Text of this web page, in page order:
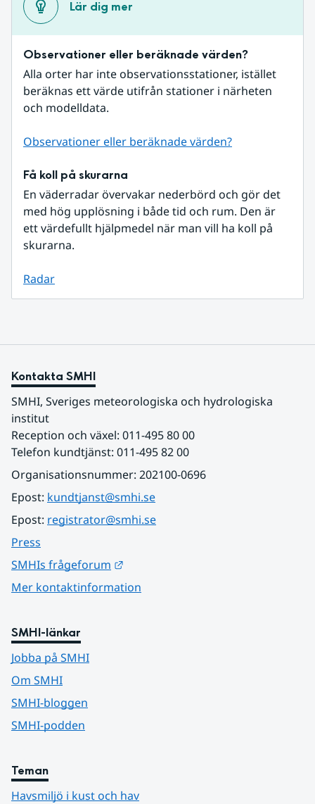
Lär dig mer
Observationer eller beräknade värden?
Alla orter har inte observationsstationer, istället
beräknas ett värde utifrån stationer i närheten
och modelldata.
Observationer eller beräknade värden?
Få koll på skurarna
En väderradar övervakar nederbörd och gör det
med hög upplösning i både tid och rum. Den är
ett värdefullt hjälpmedel när man vill ha koll på
skurarna.
Radar
Kontakta SMHI
SMHI, Sveriges meteorologiska och hydrologiska
institut
Reception och växel: 011-495 80 00
Telefon kundtjänst: 011-495 82 00
Organisationsnummer: 202100-0696
Epost: kundtjanst@smhi.se
Epost: registrator@smhi.se
Press
SMHIs frågeforum
Mer kontaktinformation
SMHI-länkar
Jobba på SMHI
Om SMHI
SMHI-bloggen
SMHI-podden
Teman
Havsmiljö i kust och hav